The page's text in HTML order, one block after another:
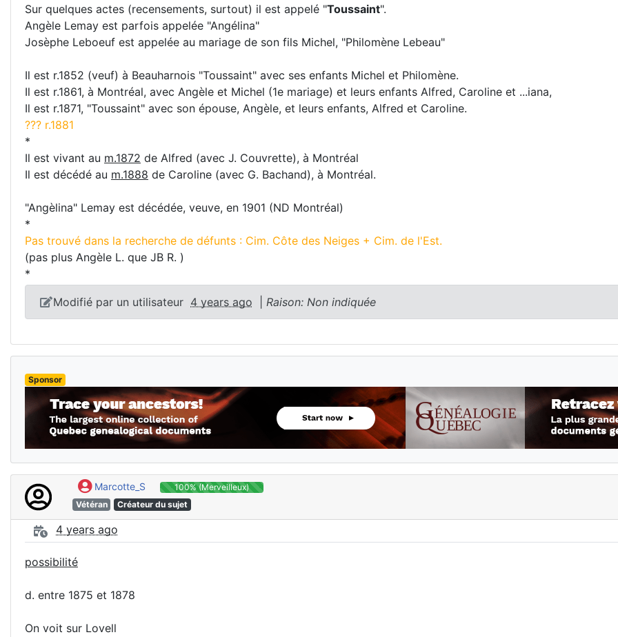
Sur quelques actes (recensements, surtout) il est appelé "Toussaint".
Angèle Lemay est parfois appelée "Angélina"
Josèphe Leboeuf est appelée au mariage de son fils Michel, "Philomène Lebeau"
Il est r.1852 (veuf) à Beauharnois "Toussaint" avec ses enfants Michel et Philomène.
Il est r.1861, à Montréal, avec Angèle et Michel (1e mariage) et leurs enfants Alfred, Caroline et ...iana,
Il est r.1871, "Toussaint" avec son épouse, Angèle, et leurs enfants, Alfred et Caroline.
??? r.1881
*
Il est vivant au m.1872 de Alfred (avec J. Couvrette), à Montréal
Il est décédé au m.1888 de Caroline (avec G. Bachand), à Montréal.
"Angèlina" Lemay est décédée, veuve, en 1901 (ND Montréal)
*
Pas trouvé dans la recherche de défunts : Cim. Côte des Neiges + Cim. de l'Est.
(pas plus Angèle L. que JB R. )
*
Modifié par un utilisateur 4 years ago Raison: Non indiquée
Sponsor
Marcotte_S
100% (Merveilleux)
Vétéran
Créateur du sujet
4 years ago
possibilité
d. entre 1875 et 1878
On voit sur Lovell